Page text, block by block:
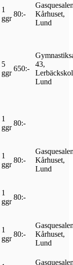
1
ggr
80:-
Kårhuset,
Lund
5
ggr
650:-
43,
Lund
1
ggr
80:-
1
ggr
80:-
Kårhuset,
Lund
1
ggr
80:-
1
ggr
80:-
Kårhuset,
Lund